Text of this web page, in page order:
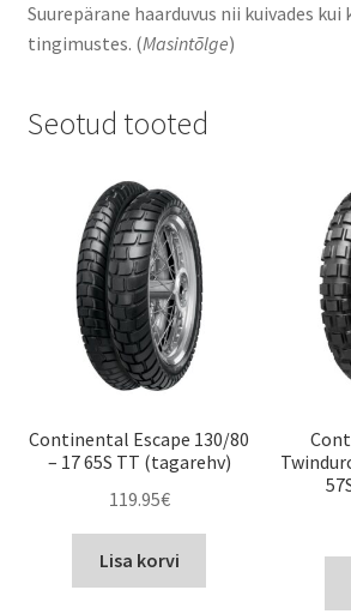
Suurepärane haarduvus nii kuivades kui
tingimustes. (Masintõlge)
Seotud tooted
Continental Escape 130/80
– 17 65S TT (tagarehv)
119.95€
Lisa korvi